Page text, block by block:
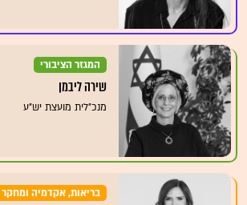
המגזר הציבורי
שירה ליבמן
מנכ"לית מועצת יש"ע
בריאות, אקדמיה ומחקר